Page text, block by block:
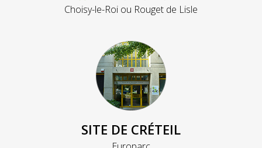
Choisy-le-Roi ou Rouget de Lisle
SITE DE CRÉTEIL